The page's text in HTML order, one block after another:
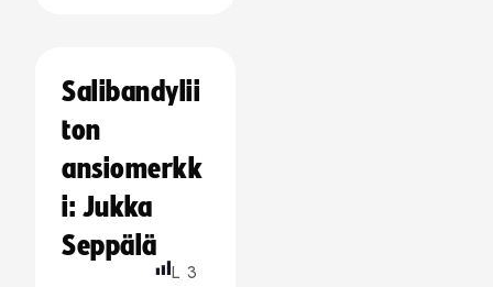
Salibandylii
ton
ansiomerkk
i: Jukka
Seppälä
L 3